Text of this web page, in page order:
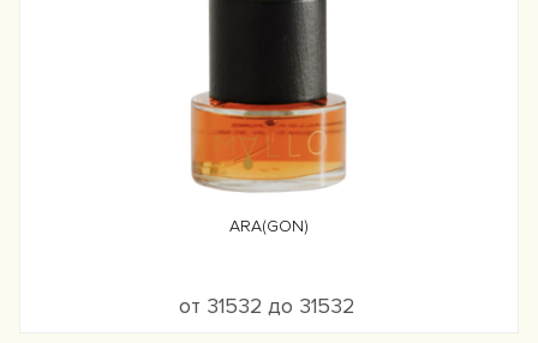
ARA(GON)
от 31532 до 31532